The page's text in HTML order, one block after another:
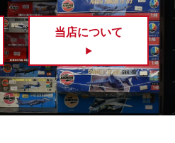
当店について